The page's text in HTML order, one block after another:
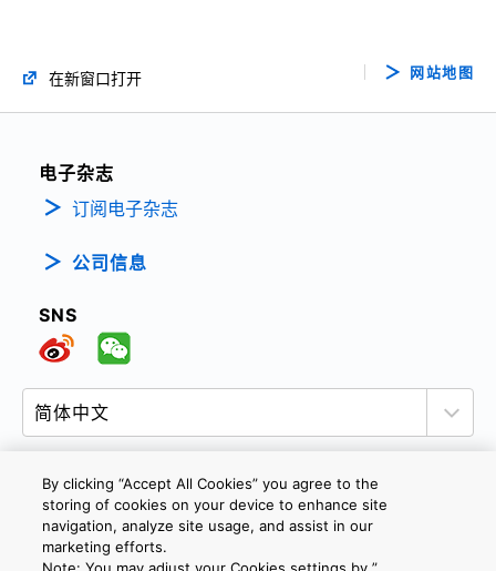
在新窗口打开 网站地图
电子杂志
订阅电子杂志
公司信息
SNS
隐私政策 网站使用条款与条件
Cookie设定
联系我们
By clicking “Accept All Cookies” you agree to the
storing of cookies on your device to enhance site
navigation, analyze site usage, and assist in our
marketing efforts.